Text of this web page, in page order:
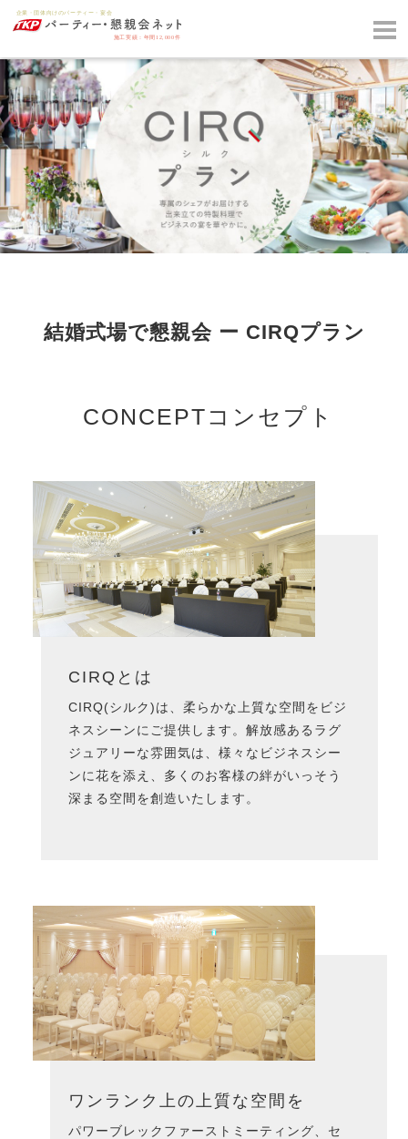
結婚式場で懇親会 ー CIRQプラン
CONCEPTコンセプト
CIRQとは
CIRQ(シルク)は、柔らかな上質な空間をビジ
ネスシーンにご提供します。解放感あるラグ
ジュアリーな雰囲気は、様々なビジネスシー
ンに花を添え、多くのお客様の絆がいっそう
深まる空間を創造いたします。
ワンランク上の上質な空間を
パワーブレックファーストミーティング、セ